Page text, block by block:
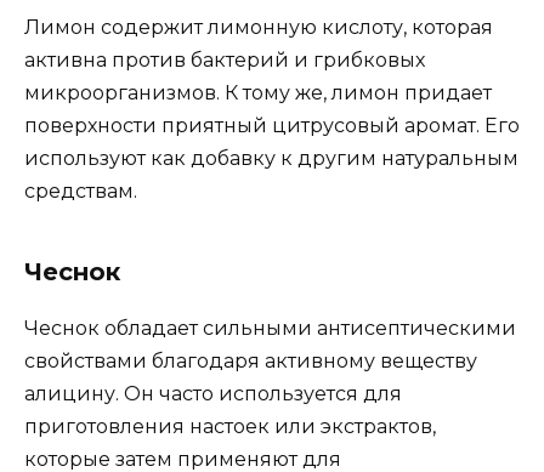
Лимон содержит лимонную кислоту, которая
активна против бактерий и грибковых
микроорганизмов. К тому же, лимон придает
поверхности приятный цитрусовый аромат. Его
используют как добавку к другим натуральным
средствам.
Чеснок
Чеснок обладает сильными антисептическими
свойствами благодаря активному веществу
алицину. Он часто используется для
приготовления настоек или экстрактов,
которые затем применяют для